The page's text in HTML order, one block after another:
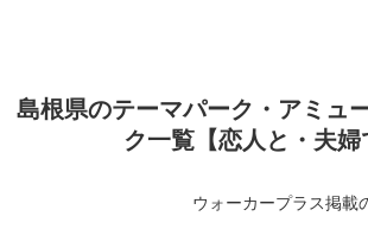
島根県のテーマパーク・アミュ
ク一覧【恋人と・夫婦
ウォーカープラス掲載